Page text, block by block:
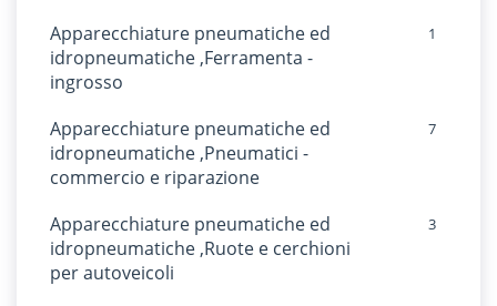
Apparecchiature pneumatiche ed
idropneumatiche ,Ferramenta -
ingrosso
1
Apparecchiature pneumatiche ed
idropneumatiche ,Pneumatici -
commercio e riparazione
7
Apparecchiature pneumatiche ed
idropneumatiche ,Ruote e cerchioni
per autoveicoli
3